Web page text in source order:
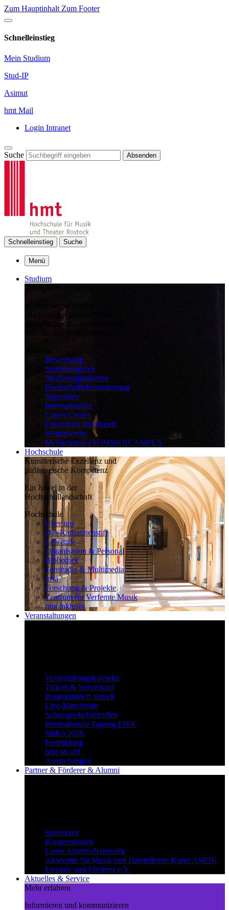
Zum Hauptinhalt Zum Footer
Schnelleinstieg
Mein Studium
Stud-IP
Asimut
hmt Mail
Login Intranet
Suche Absenden
Schnelleinstieg Suche
Menü
Studium
in einer der schönsten
Hochschulen Deutschlands:
stimmungsvoll – anspruchsvoll –
individuell – praxisorientiert
Bewerbung
Studienangebot
Studienorganisation
Hochschulinformationstag
Stipendien
Internationales
Career Center
Ensembles und Bands
Wettbewerbe
Meisterkurse | SOMMERCAMPUS
Hochschule
Künstlerische Exzellenz und
pädagogische Kompetenz
Ein Juwel in der
Hochschullandschaft
Hochschule
Über uns
Das Katharinenstift
Lehrende
Organisation & Personal
Bibliothek
Tonstudio & Multimedia
rosa
Forschung & Projekte
Zentrum für Verfemte Musik
hmt inklusiv
Veranstaltungen
Veranstaltungskalender
Tickets & Vorverkauf
Programmheft aktuell
Live-Mitschnitte
Schauspielschultreffen
Internationale Tagung EWK
StäKo 2026
Fortbildung
hmt on air!
Ausstellungen
Partner & Förderer & Alumni
Sponsoren
Kooperationen
Unser Alumni-Netzwerk
Akademie für Musik und Darstellende Kunst AMDK
Freunde und Förderer e.V.
Aktuelles & Service
Mehr erfahren
Informieren und kommunizieren